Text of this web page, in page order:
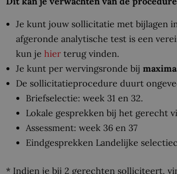
Je kunt jouw sollicitatie met bijlagen
afgeronde analytische test is een
kun je hier terug vinden.
Je kunt per wervingsronde bij
De sollicitatieprocedure duurt
Briefselectie: week 31 en 32.
Lokale gesprekken bij het gerecht
Assessment: week 36 en 37
Eindgesprekken Landelijke
* Indien je bij 2 gerechten solliciteert,